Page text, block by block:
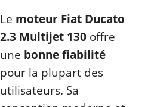
Le moteur Fiat Ducato
2.3 Multijet 130 offre
une bonne fiabilité
pour la plupart des
utilisateurs. Sa